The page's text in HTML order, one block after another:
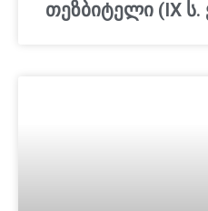
თეზბიტელი (IX ს.